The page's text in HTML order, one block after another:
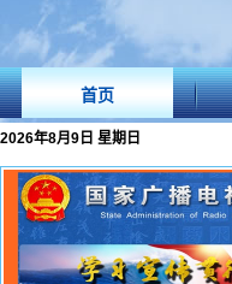
首页
2026年8月9日 星期日